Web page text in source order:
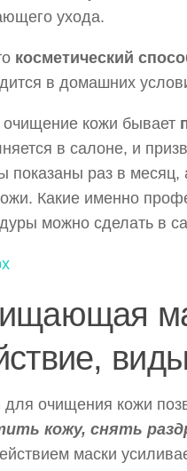
ухода.
косметический
в домашних
очищение кожи бывает
в салоне, и
показаны раз в месяц,
Какие именно
можно сделать в
для очищения кожи
кожу, снять
маски